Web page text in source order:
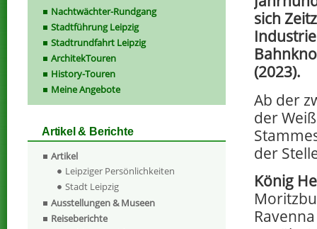
sich
(2023).
Ab der
der
der
König
Nachtwächter-Rundgang
Stadtführung Leipzig
Stadtrundfahrt Leipzig
ArchitekTouren
History-Touren
Meine Angebote
Artikel & Berichte
Artikel
Leipziger Persönlichkeiten
Stadt Leipzig
Ausstellungen & Museen
Reiseberichte